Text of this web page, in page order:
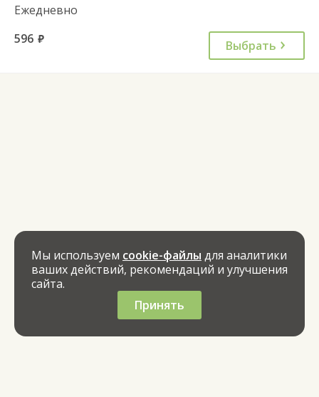
Ежедневно
596 руб. Выбрать
Мы используем cookie-файлы для аналитики
ваших действий, рекомендаций и улучшения
сайта.
Принять